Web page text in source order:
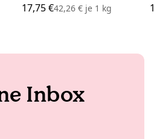
17,75 €42,26 € je1 kg
Inbox